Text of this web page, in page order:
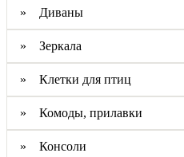
» Диваны
» Зеркала
» Клетки для птиц
» Комоды, прилавки
» Консоли